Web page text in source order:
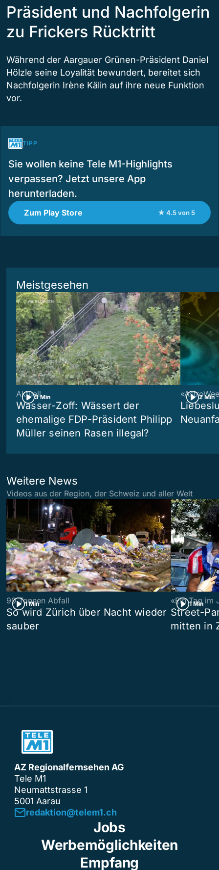
Präsident und Nachfolgerin
zu Frickers Rücktritt
Während der Aargauer Grünen-Präsident Daniel
Hölzle seine Loyalität bewundert, bereitet sich
Nachfolgerin Irène Kälin auf ihre neue Funktion
vor.
TIPP
Sie wollen keine Tele M1-Highlights
verpassen? Jetzt unsere App
herunterladen.
Zum Play Store ★ 4.5 von 5
Meistgesehen
3 Min
Aktuell
Wasser-Zoff: Wässert der
ehemalige FDP-Präsident Philipp
Müller seinen Rasen illegal?
2 Min
Weitere News
Videos aus der Region, der Schweiz und aller Welt
1 Min
90 Tonnen Abfall
So wird Zürich über Nacht wieder
sauber
1 Min
«Ein Tag im
Street-
mitten in
AZ Regionalfernsehen AG
Tele M1
Neumattstrasse 1
5001 Aarau
redaktion@telem1.ch
Jobs
Werbemöglichkeiten
Empfang